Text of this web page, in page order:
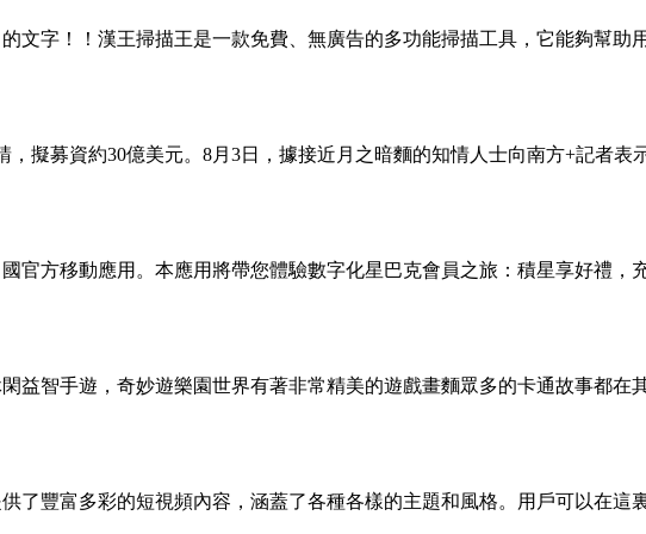
文字！！漢王掃描王是一款免費、無廣告的多功能掃描工具，它能夠幫助
擬募資約30億美元。8月3日，據接近月之暗麵的知情人士向南方+記者表
官方移動應用。本應用將帶您體驗數字化星巴克會員之旅：積星享好禮，
益智手遊，奇妙遊樂園世界有著非常精美的遊戲畫麵眾多的卡通故事都在
了豐富多彩的短視頻內容，涵蓋了各種各樣的主題和風格。用戶可以在這